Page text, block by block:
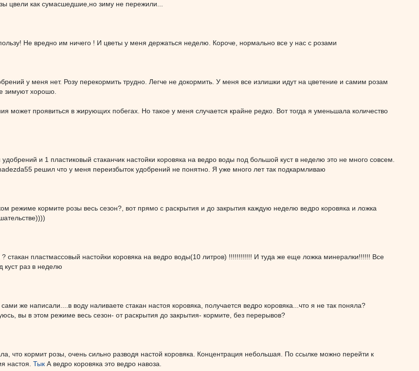
цвели как сумасшедшие,но зиму не пережили...
Не вредно им ничего ! И цветы у меня держаться неделю. Короче, нормально все у нас с розами
у меня нет. Розу перекормить трудно. Легче не докормить. У меня все излишки идут на цветение и самим розам
зимуют хорошо.
может проявиться в жирующих побегах. Но такое у меня случается крайне редко. Вот тогда я уменьшала количество
удобрений и 1 пластиковый стаканчик настойки коровяка на ведро воды под большой куст в неделю это не много совсем.
решил что у меня переизбыток удобрений не понятно. Я уже много лет так подкармливаю
режиме кормите розы весь сезон?, вот прямо с раскрытия и до закрытия каждую неделю ведро коровяка и ложка
? стакан пластмассовый настойки коровяка на ведро воды(10 литров) !!!!!!!!!!!! И туда же еще ложка минералки!!!!!! Все
раз в неделю
сами же написали....в воду наливаете стакан настоя коровяка, получается ведро коровяка...что я не так поняла?
вы в этом режиме весь сезон- от раскрытия до закрытия- кормите, без перерывов?
что кормит розы, очень сильно разводя настой коровяка. Концентрация небольшая. По ссылке можно перейти к
настоя. Тык А ведро коровяка это ведро навоза.